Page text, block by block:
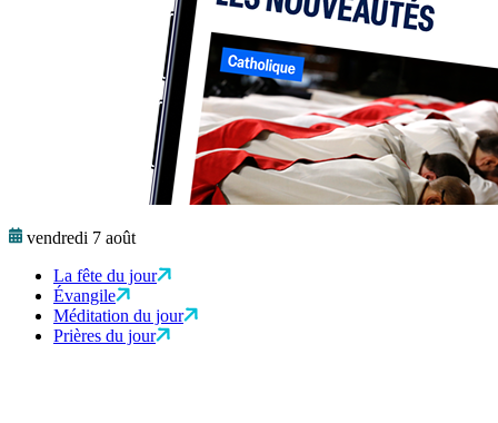
vendredi 7 août
La fête du jour
Évangile
Méditation du jour
Prières du jour